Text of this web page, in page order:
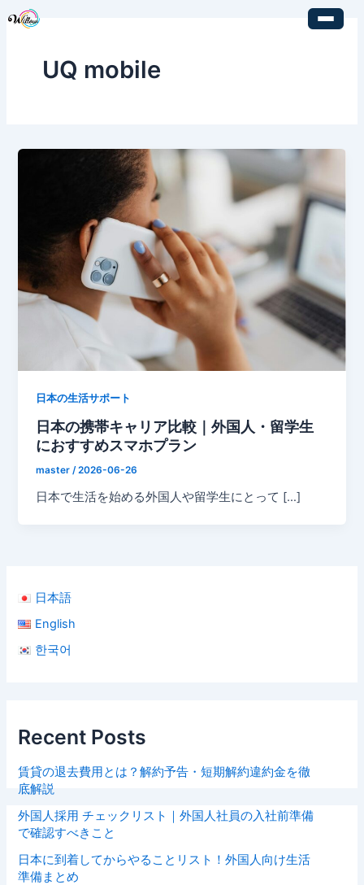
日本語
English
한국어
Recent Posts
賃貸の退去費用とは？解約予告・短期解約違約金を徹
底解説
外国人採用 チェックリスト｜外国人社員の入社前準備
で確認すべきこと
日本に到着してからやることリスト！外国人向け生活
準備まとめ
UQ mobile
日本の生活サポート
日本の携帯キャリア比較｜外国人・留学生
におすすめスマホプラン
master/2026-06-26
日本で生活を始める外国人や留学生にとって […]